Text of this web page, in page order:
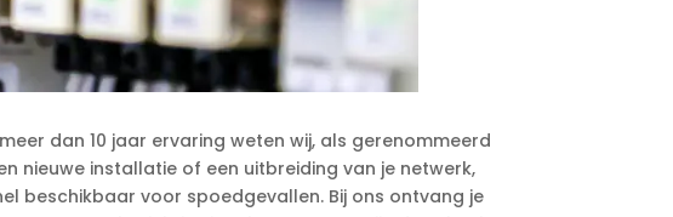
dan 10 jaar ervaring weten wij, als gerenommeerd
nieuwe installatie of een uitbreiding van je netwerk,
beschikbaar voor spoedgevallen. Bij ons ontvang je